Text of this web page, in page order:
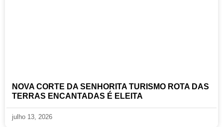
NOVA CORTE DA SENHORITA TURISMO ROTA DAS
TERRAS ENCANTADAS É ELEITA
julho 13, 2026